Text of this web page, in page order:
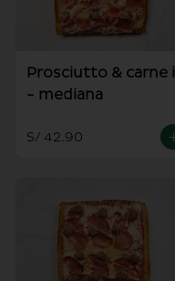
Prosciutto & carne i
- mediana
S/ 42.90